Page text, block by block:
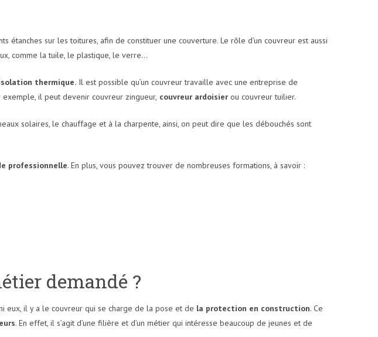
sur les toitures, afin de constituer une couverture. Le rôle d’un couvreur est aussi
comme la tuile, le plastique, le verre…
thermique. Il est possible qu’un couvreur travaille avec une entreprise de
exemple, il peut devenir couvreur zingueur, couvreur ardoisier ou couvreur tuilier.
solaires, le chauffage et à la charpente, ainsi, on peut dire que les débouchés sont
professionnelle. En plus, vous pouvez trouver de nombreuses formations, à savoir :
demandé ?
eux, il y a le couvreur qui se charge de la pose et de la protection en construction. Ce
. En effet, il s’agit d’une filière et d’un métier qui intéresse beaucoup de jeunes et de